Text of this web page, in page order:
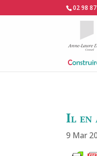
02 98
Il en
9 Mar